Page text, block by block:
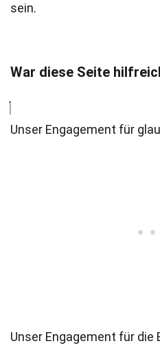
sein.
War diese Seite
Unser Engagement für
Unser Engagement für die